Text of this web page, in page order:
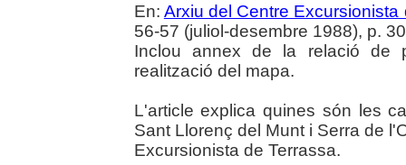
En: Arxiu del Centre Excursionista
56-57 (juliol-desembre 1988), p.
Inclou annex de la relació de
realització del mapa.
L'article explica quines són les
Sant Llorenç del Munt i Serra de
Excursionista de Terrassa.